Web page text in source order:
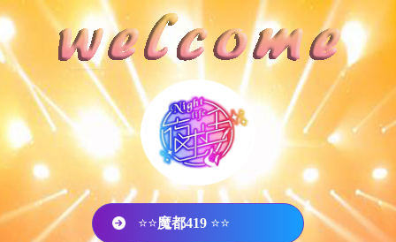
⭐⭐魔都419 ⭐⭐